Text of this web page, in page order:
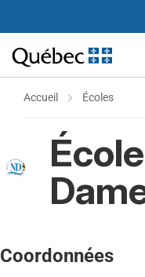
Accueil Écoles
Coordonnées